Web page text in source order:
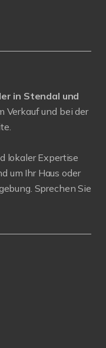
in Stendal und
Verkauf und bei der
lokaler Expertise
um Ihr Haus oder
Sprechen Sie